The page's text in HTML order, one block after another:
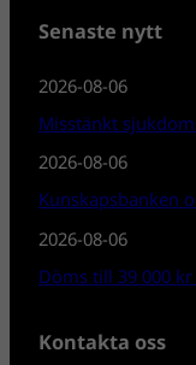
Senaste nytt
2026-08-06
Misstänkt
2026-08-06
Kunskapsbanken
2026-08-06
Döms till 39 000
Kontakta oss